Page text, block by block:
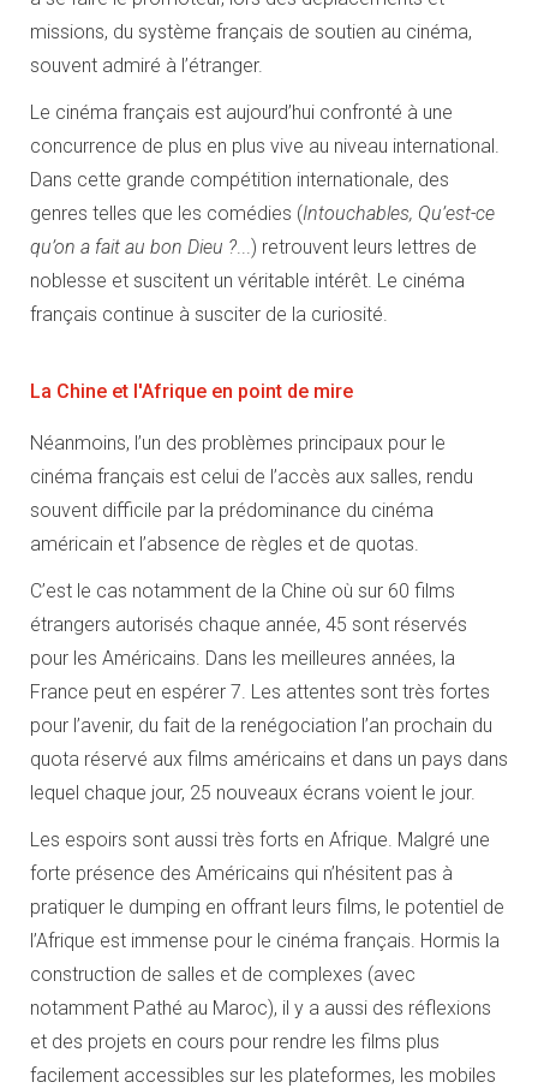
missions, du système français de soutien au cinéma,
souvent admiré à l’étranger.
Le cinéma français est aujourd’hui confronté à une
concurrence de plus en plus vive au niveau international.
Dans cette grande compétition internationale, des
genres telles que les comédies (Intouchables, Qu’est-ce
qu’on a fait au bon Dieu ?...) retrouvent leurs lettres de
noblesse et suscitent un véritable intérêt. Le cinéma
français continue à susciter de la curiosité.
La Chine et l'Afrique en point de mire
Néanmoins, l’un des problèmes principaux pour le
cinéma français est celui de l’accès aux salles, rendu
souvent difficile par la prédominance du cinéma
américain et l’absence de règles et de quotas.
C’est le cas notamment de la Chine où sur 60 films
étrangers autorisés chaque année, 45 sont réservés
pour les Américains. Dans les meilleures années, la
France peut en espérer 7. Les attentes sont très fortes
pour l’avenir, du fait de la renégociation l’an prochain du
quota réservé aux films américains et dans un pays dans
lequel chaque jour, 25 nouveaux écrans voient le jour.
Les espoirs sont aussi très forts en Afrique. Malgré une
forte présence des Américains qui n’hésitent pas à
pratiquer le dumping en offrant leurs films, le potentiel de
l’Afrique est immense pour le cinéma français. Hormis la
construction de salles et de complexes (avec
notamment Pathé au Maroc), il y a aussi des réflexions
et des projets en cours pour rendre les films plus
facilement accessibles sur les plateformes, les mobiles